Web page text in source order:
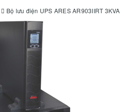
Bộ lưu điện UPS ARES AR903IIRT 3KVA